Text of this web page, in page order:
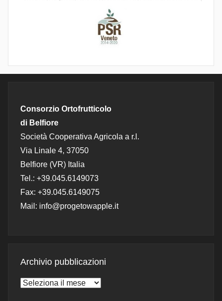
Consorzio Ortofrutticolo
di Belfiore
Società Cooperativa Agricola a r.l.
Via Linale 4, 37050
Belfiore (VR) Italia
Tel.: +39.045.6149073
Fax: +39.045.6149075
Mail: info@progetowapple.it
Archivio pubblicazioni
Archivio